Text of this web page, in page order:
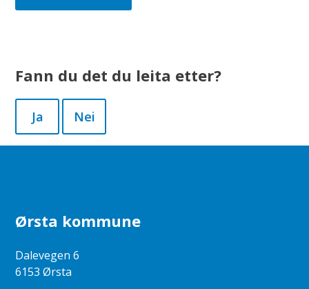
Fann du det du leita etter?
Ja Nei
Ørsta kommune
Dalevegen 6
6153 Ørsta